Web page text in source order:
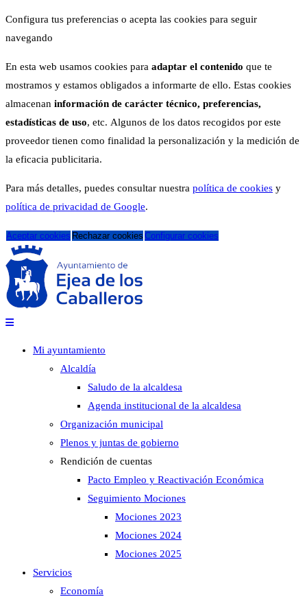
Configura tus preferencias o acepta las cookies para seguir
navegando
En esta web usamos cookies para adaptar el contenido que te
mostramos y estamos obligados a informarte de ello. Estas cookies
almacenan información de carácter técnico, preferencias,
estadísticas de uso, etc. Algunos de los datos recogidos por este
proveedor tienen como finalidad la personalización y la medición de
la eficacia publicitaria.
Para más detalles, puedes consultar nuestra política de cookies y
política de privacidad de Google.
Aceptar cookies Rechazar cookies Configurar cookies
Mi ayuntamiento
Alcaldía
Saludo de la alcaldesa
Agenda institucional de la alcaldesa
Organización municipal
Plenos y juntas de gobierno
Rendición de cuentas
Pacto Empleo y Reactivación Económica
Seguimiento Mociones
Mociones 2023
Mociones 2024
Mociones 2025
Servicios
Economía